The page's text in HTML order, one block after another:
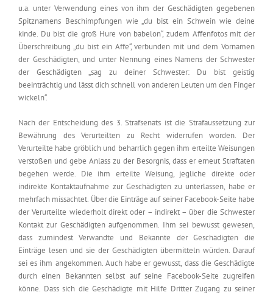
u.a. unter Verwendung eines von ihm der Geschädigten gegebenen
Spitznamens Beschimpfungen wie „du bist ein Schwein wie deine
kinde. Du bist die groß Hure von babelon“, zudem Affenfotos mit der
Überschreibung „du bist ein Affe“, verbunden mit und dem Vornamen
der Geschädigten, und unter Nennung eines Namens der Schwester
der Geschädigten „sag zu deiner Schwester: Du bist geistig
beeinträchtig und lässt dich schnell von anderen Leuten um den Finger
wickeln“.
Nach der Entscheidung des 3. Strafsenats ist die Strafaussetzung zur
Bewährung des Verurteilten zu Recht widerrufen worden. Der
Verurteilte habe gröblich und beharrlich gegen ihm erteilte Weisungen
verstoßen und gebe Anlass zu der Besorgnis, dass er erneut Straftaten
begehen werde. Die ihm erteilte Weisung, jegliche direkte oder
indirekte Kontaktaufnahme zur Geschädigten zu unterlassen, habe er
mehrfach missachtet. Über die Einträge auf seiner Facebook-Seite habe
der Verurteilte wiederholt direkt oder – indirekt – über die Schwester
Kontakt zur Geschädigten aufgenommen. Ihm sei bewusst gewesen,
dass zumindest Verwandte und Bekannte der Geschädigten die
Einträge lesen und sie der Geschädigten übermitteln würden. Darauf
sei es ihm angekommen. Auch habe er gewusst, dass die Geschädigte
durch einen Bekannten selbst auf seine Facebook-Seite zugreifen
könne. Dass sich die Geschädigte mit Hilfe Dritter Zugang zu seiner